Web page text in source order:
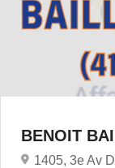
BENOIT
1405, 3e Av